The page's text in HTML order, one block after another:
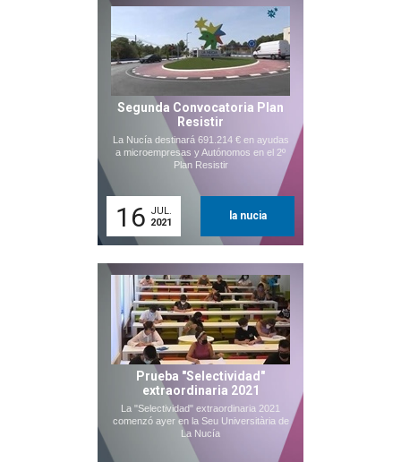
Segunda Convocatoria Plan
Resistir
La Nucía destinará 691.214 € en ayudas
a microempresas y Autónomos en el 2º
Plan Resistir
16 JUL.
2021
la nucia
Prueba "Selectividad"
extraordinaria 2021
La "Selectividad" extraordinaria 2021
comenzó ayer en la Seu Universitària de
La Nucía